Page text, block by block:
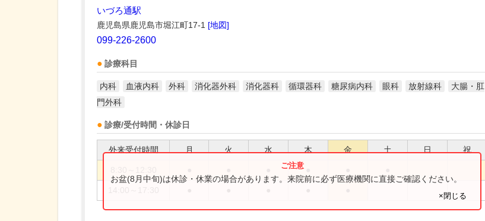
いづろ通駅
鹿児島県鹿児島市堀江町17-1 [地図]
099-226-2600
診療科目
内科 血液内科 外科 消化器外科 消化器科 循環器科 糖尿病内科 眼科 放射線科
大腸・肛
門外科
診療/受付時間・休診日
外来受付時間 月 火 水 木 金 土 日 祝
お盆(8月中旬)は休診・休業の場合があります。来院前に必ず医療機関に直接ご確認ください。
×閉じる